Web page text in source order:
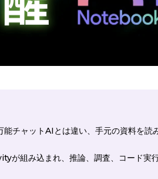
ャットAIとは違い、手元の資料を読
組み込まれ、推論、調査、コード実